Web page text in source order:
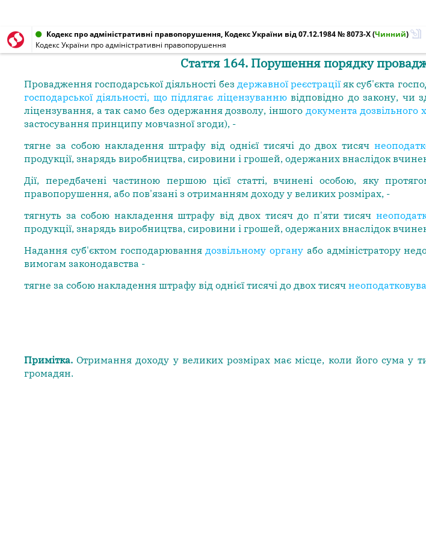
Кодекс про адміністративні правопорушення, Кодекс України від 07.12.1984 № 8073-X(Чинний)
Кодекс України про адміністративні правопорушення